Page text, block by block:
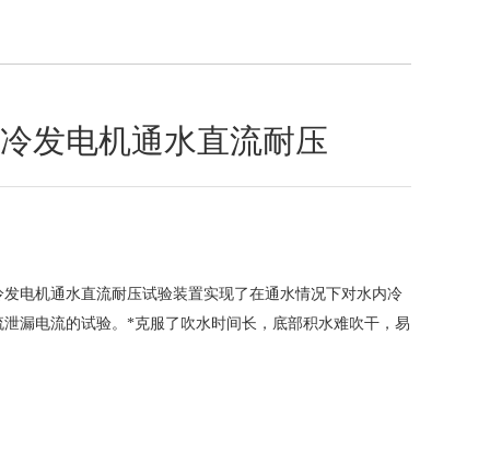
发电机通水直流耐压
发电机通水直流耐压试验装置实现了在通水情况下对水内冷
漏电流的试验。*克服了吹水时间长，底部积水难吹干，易